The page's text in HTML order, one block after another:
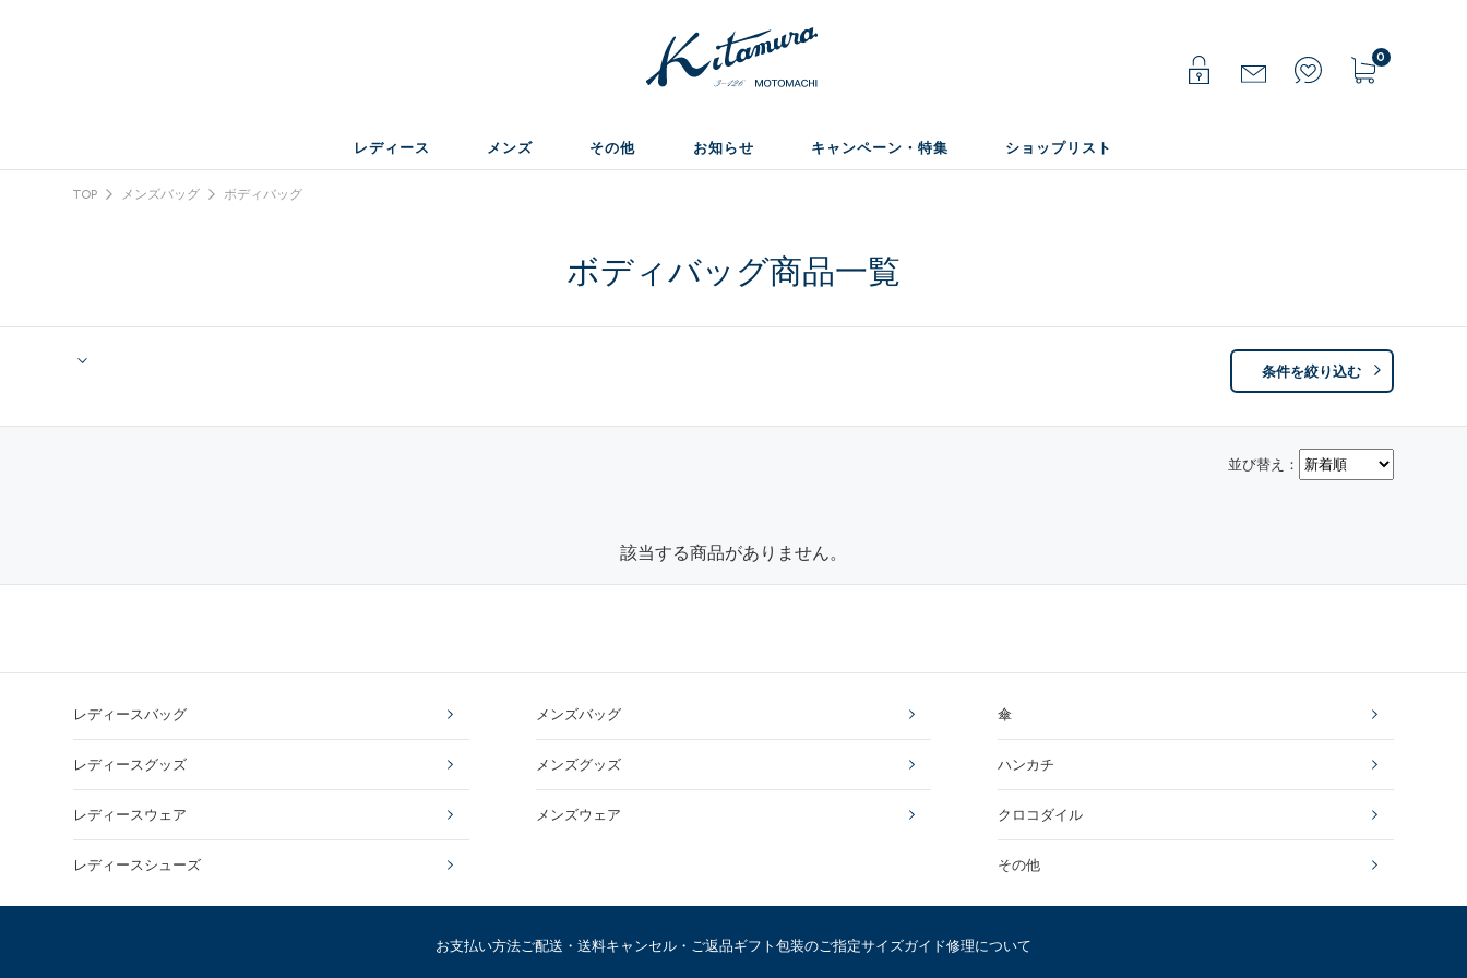
0
レディース メンズ その他 お知らせ キャンペーン・特集 ショップリスト
TOP メンズバッグ ボディバッグ
ボディバッグ商品一覧
条件を絞り込む
並び替え：
該当する商品がありません。
レディースバッグ
レディースグッズ
レディースウェア
レディースシューズ
メンズバッグ
メンズグッズ
メンズウェア
傘
ハンカチ
クロコダイル
その他
お支払い方法ご配送・送料キャンセル・ご返品ギフト包装のご指定サイズガイド修理について